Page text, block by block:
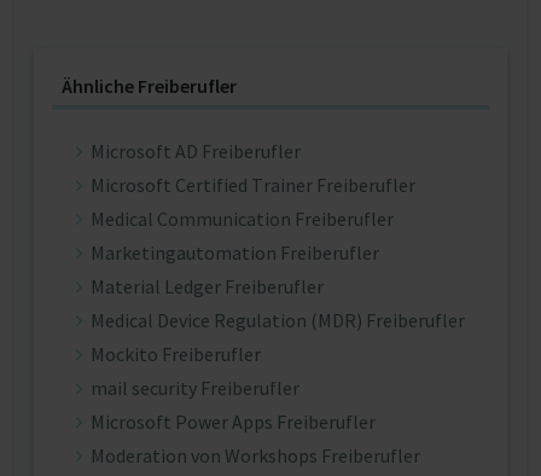
Ähnliche Freiberufler
Microsoft AD Freiberufler
Microsoft Certified Trainer Freiberufler
Medical Communication Freiberufler
Marketingautomation Freiberufler
Material Ledger Freiberufler
Medical Device Regulation (MDR) Freiberufler
Mockito Freiberufler
mail security Freiberufler
Microsoft Power Apps Freiberufler
Moderation von Workshops Freiberufler